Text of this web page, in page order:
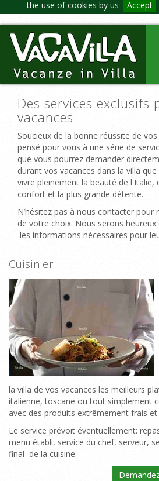
the use of cookies by us Accept
Des services exclusifs
vacances
Soucieux de la bonne réussite de
pensé pour vous à une série de
que vous pourrez demander
durant vos vacances dans la villa
vivre pleinement la beauté de l'Italie,
confort et la plus grande détente.
N’hésitez pas à nous contacter pour
de votre choix. Nous serons
les informations nécessaires pour
Cuisinier
la villa de vos vacances les meilleurs
italienne, toscane ou tout simplement
avec des produits extrêmement frais et
Le service prévoit éventuellement:
menu établi, service du chef, serveur,
final de la cuisine.